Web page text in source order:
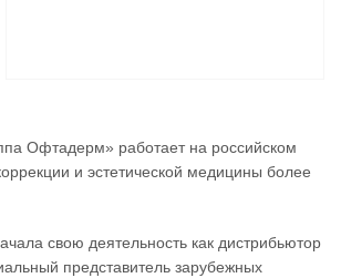
Офтадерм» работает на российском
и эстетической медицины более
свою деятельность как дистрибьютор
представитель зарубежных